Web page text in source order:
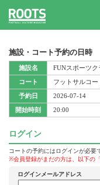
施設・コート予約の日時
施設名
コート
予約日
開始時刻
FUNスポーツク
フットサルコー
2026-07-14
20:00
ログイン
コートの予約にはログインが必要
※会員登録がまだの方は、以下の
ログインメールアドレス